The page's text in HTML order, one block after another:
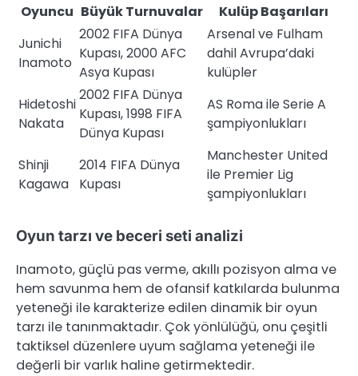
Oyuncu Büyük Turnuvalar
Kulüp Başarıları
Junichi
Inamoto
2002 FIFA Dünya
Kupası, 2000 AFC
Asya Kupası
Arsenal ve Fulham
dahil Avrupa’daki
kulüpler
Hidetoshi
Nakata
2002 FIFA Dünya
Kupası, 1998 FIFA
Dünya Kupası
AS Roma ile Serie A
şampiyonlukları
Shinji
Kagawa
2014 FIFA Dünya
Kupası
Manchester United
ile Premier Lig
şampiyonlukları
Oyun tarzı ve beceri seti analizi
Inamoto, güçlü pas verme, akıllı pozisyon alma ve
hem savunma hem de ofansif katkılarda bulunma
yeteneği ile karakterize edilen dinamik bir oyun
tarzı ile tanınmaktadır. Çok yönlülüğü, onu çeşitli
taktiksel düzenlere uyum sağlama yeteneği ile
değerli bir varlık haline getirmektedir.